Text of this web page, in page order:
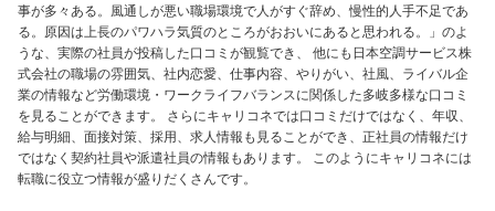
事が多々ある。風通しが悪い職場環境で人がすぐ辞め、慢性的人手不足であ
る。原因は上長のパワハラ気質のところがおおいにあると思われる。」のよ
うな、実際の社員が投稿した口コミが観覧でき、 他にも日本空調サービス株
式会社の職場の雰囲気、社内恋愛、仕事内容、やりがい、社風、ライバル企
業の情報など労働環境・ワークライフバランスに関係した多岐多様な口コミ
を見ることができます。 さらにキャリコネでは口コミだけではなく、年収、
給与明細、面接対策、採用、求人情報も見ることができ、正社員の情報だけ
ではなく契約社員や派遣社員の情報もあります。 このようにキャリコネには
転職に役立つ情報が盛りだくさんです。